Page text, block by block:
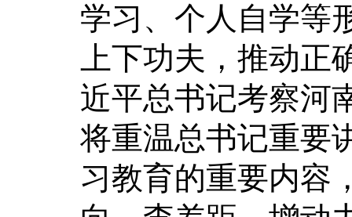
学习、个人自学等
上下功夫，推动正
近平总书记考察河
将重温总书记重要
习教育的重要内容